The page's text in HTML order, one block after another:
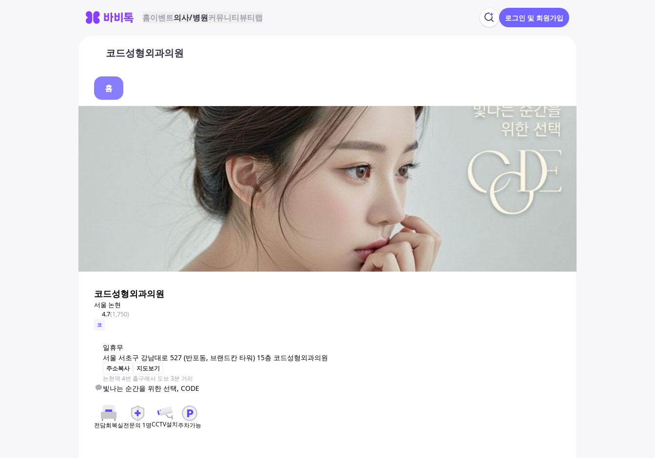
홈이벤트의사/병원커뮤니티뷰티랩 로그인 및 회원가입
코드성형외과의원
홈
코드성형외과의원
서울 논현
4.7(1,750)
코
일휴무
서울 서초구 강남대로 527 (반포동, 브랜드칸 타워) 15층 코드성형외과의원
주소복사
지도보기
논현역 4번 출구에서 도보 3분 거리
빛나는 순간을 위한 선택, CODE
전담회복실전문의 1명CCTV설치주차가능